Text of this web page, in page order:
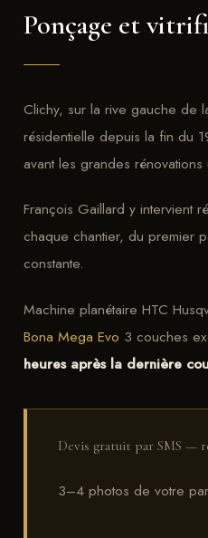
Ponçage et
Clichy, sur la rive gauche de
résidentielle depuis la fin du
avant les grandes
François Gaillard y intervient
chaque chantier, du premier
constante.
Machine planétaire HTC
Bona Mega Evo 3 couches
heures après la dernière
Devis gratuit par SMS —
3–4 photos de votre